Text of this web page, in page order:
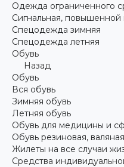
Одежда ограниченного
Сигнальная, повышенной
Спецодежда зимняя
Спецодежда летняя
Обувь
Назад
Обувь
Вся обувь
Зимняя обувь
Летняя обувь
Обувь для медицины и
Обувь резиновая,
Жилеты на все случаи
Средства